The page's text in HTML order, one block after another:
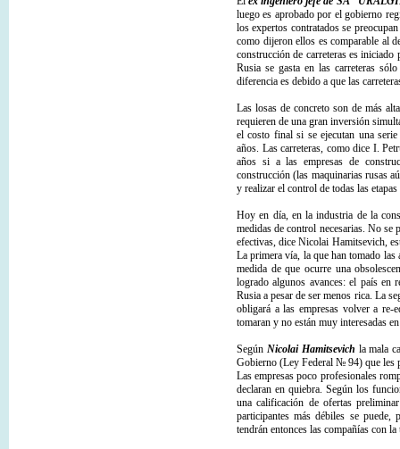
luego es aprobado por el gobierno
los expertos contratados se
como dijeron ellos es comparable al
construcción de carreteras es
Rusia se gasta en las carreteras
diferencia es debido a que las
Las losas de concreto son de más
requieren de una gran inversión
el costo final si se ejecutan una
años. Las carreteras, como dice I.
años si a las empresas de
construcción (las maquinarias rusas
y realizar el control de todas las
Hoy en día, en la industria de la
medidas de control necesarias. No se
efectivas, dice Nicolai Hamitsevich,
La primera vía, la que han tomado las
medida de que ocurre una
logrado algunos avances: el país en
Rusia a pesar de ser menos rica. La
obligará a las empresas volver a re-
tomaran y no están muy interesadas
Según Nicolai Hamitsevich la mala
Gobierno (Ley Federal № 94) que les
Las empresas poco profesionales
declaran en quiebra. Según los
una calificación de ofertas
participantes más débiles se
tendrán entonces las compañías con